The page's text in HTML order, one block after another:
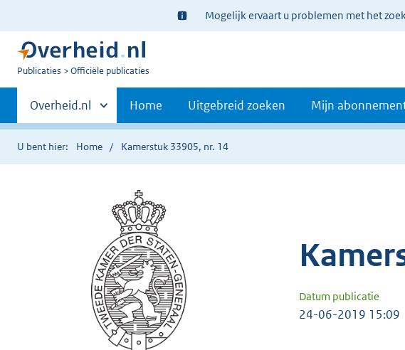
Ter
informatie:
Mogelijk ervaart u problemen met het
U
Publicaties Officiële publicaties
Primaire
navigatie
Andere
sites
binnen
Overheid.nl Home Uitgebreid zoeken Mijn
U bent hier: Home Kamerstuk 33905, nr. 14
Datum publicatie
24-06-2019 15:09